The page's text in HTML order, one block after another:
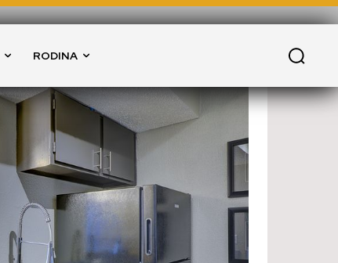
RODINA